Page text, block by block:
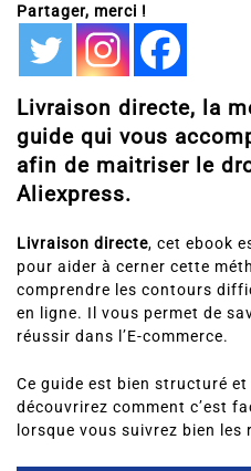
Partager, merci !
Livraison directe, la
guide qui vous
afin de maitriser le
Aliexpress.
Livraison directe, cet ebook
pour aider à cerner cette
comprendre les contours
en ligne. Il vous permet de
réussir dans l’E-commerce.
Ce guide est bien structuré
découvrirez comment c’est
lorsque vous suivrez bien les